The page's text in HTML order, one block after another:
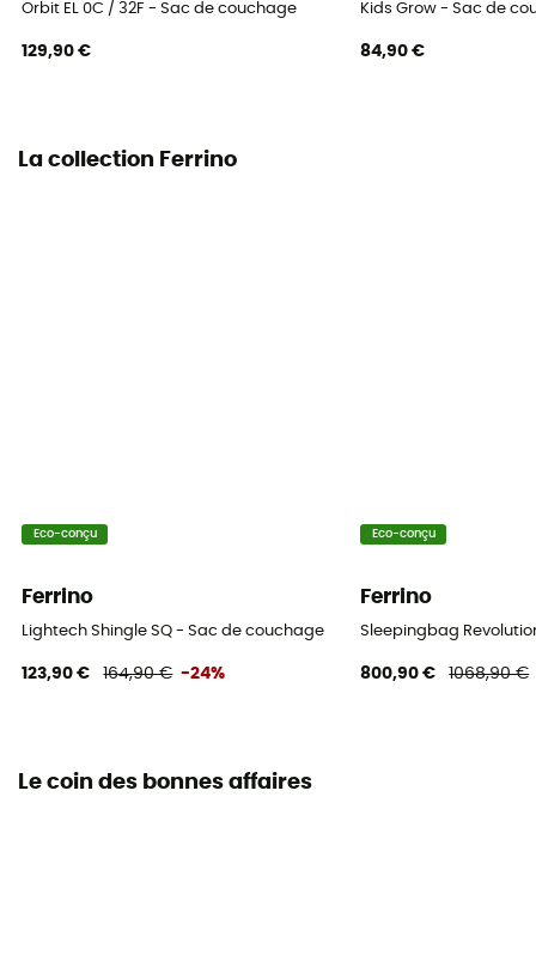
-23°C
Poids du rembourrage
Orbit EL 0C / 32F - Sac de couchage
129,90 €
Kids Grow - Sac de
84,90 €
La collection Ferrino
Eco-conçu
Ferrino
Lightech Shingle SQ - Sac de couchage
123,90 € 164,90 € -24%
Eco-conçu
Ferrino
Sleepingbag
800,90 € 1068,90 €
Le coin des bonnes affaires